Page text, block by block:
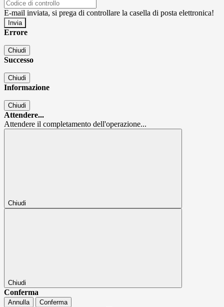
E-mail inviata, si prega di controllare la casella di posta elettronica!
Errore
Chiudi
Successo
Chiudi
Informazione
Chiudi
Attendere...
Attendere il completamento dell'operazione...
Chiudi
Chiudi
Conferma
Annulla Conferma